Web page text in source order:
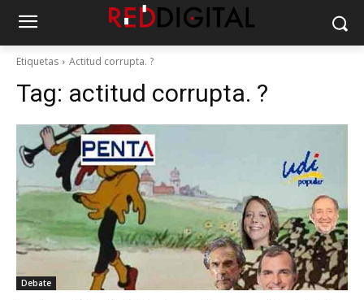
Etiquetas Actitud corrupta. ?
Tag: actitud corrupta. ?
Debate